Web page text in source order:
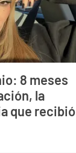
8 meses
la
que recibió